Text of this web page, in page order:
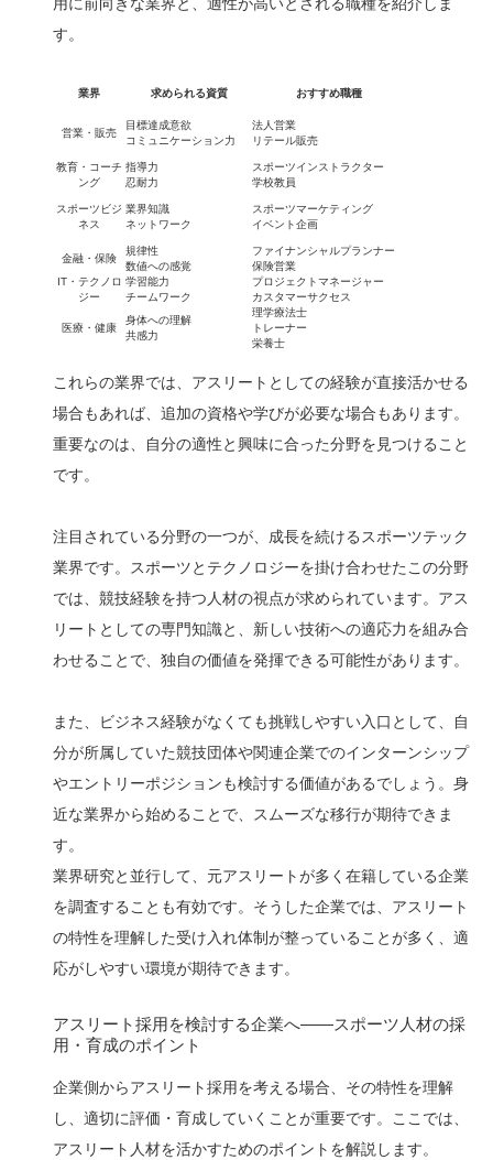
用に前向きな業界と、適性が高いとされる職種を紹介しま
す。
業界 求められる資質 おすすめ職種
営業・販売
目標達成意欲
コミュニケーション力
法人営業
リテール販売
教育・コーチ
ング
指導力
忍耐力
スポーツインストラクター
学校教員
スポーツビジ
ネス
業界知識
ネットワーク
スポーツマーケティング
イベント企画
金融・保険
規律性
数値への感覚
ファイナンシャルプランナー
保険営業
IT・テクノロ
ジー
学習能力
チームワーク
プロジェクトマネージャー
カスタマーサクセス
医療・健康
身体への理解
共感力
理学療法士
トレーナー
栄養士
これらの業界では、アスリートとしての経験が直接活かせる
場合もあれば、追加の資格や学びが必要な場合もあります。
重要なのは、自分の適性と興味に合った分野を見つけること
です。
注目されている分野の一つが、成長を続けるスポーツテック
業界です。スポーツとテクノロジーを掛け合わせたこの分野
では、競技経験を持つ人材の視点が求められています。アス
リートとしての専門知識と、新しい技術への適応力を組み合
わせることで、独自の価値を発揮できる可能性があります。
また、ビジネス経験がなくても挑戦しやすい入口として、自
分が所属していた競技団体や関連企業でのインターンシップ
やエントリーポジションも検討する価値があるでしょう。身
近な業界から始めることで、スムーズな移行が期待できま
す。
業界研究と並行して、元アスリートが多く在籍している企業
を調査することも有効です。そうした企業では、アスリート
の特性を理解した受け入れ体制が整っていることが多く、適
応がしやすい環境が期待できます。
アスリート採用を検討する企業へ——スポーツ人材の採
用・育成のポイント
企業側からアスリート採用を考える場合、その特性を理解
し、適切に評価・育成していくことが重要です。ここでは、
アスリート人材を活かすためのポイントを解説します。